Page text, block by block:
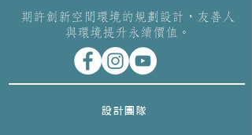
期許創新空間環境的規劃設計，友善人
與環境提升永續價值。
設計團隊